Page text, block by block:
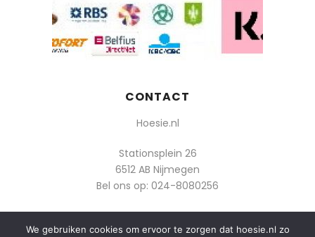
CONTACT
Hoesie.nl
Stationsplein 26
6512 AB Nijmegen
Bel ons op: 024-8080256
Of mail: info@hoesie.nl
We gebruiken cookies om ervoor te zorgen dat hoesie.nl zo